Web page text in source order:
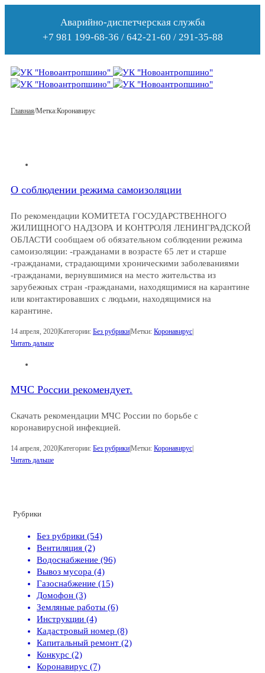
Аварийно-диспетчерская служба
+7 981 199-68-36 / 642-21-60 / 291-35-88
Главная/Метка:Коронавирус
О соблюдении режима самоизоляции
По рекомендации КОМИТЕТА ГОСУДАРСТВЕННОГО
ЖИЛИЩНОГО НАДЗОРА И КОНТРОЛЯ ЛЕНИНГРАДСКОЙ
ОБЛАСТИ сообщаем об обязательном соблюдении режима
самоизоляции: -гражданами в возрасте 65 лет и старше
-гражданами, страдающими хроническими заболеваниями
-гражданами, вернувшимися на место жительства из
зарубежных стран -гражданами, находящимися на карантине
или контактировавших с людьми, находящимися на
карантине.
14 апреля, 2020|Категории: Без рубрики|Метки: Коронавирус|
Читать дальше
МЧС России рекомендует.
Скачать рекомендации МЧС России по борьбе с
коронавирусной инфекцией.
14 апреля, 2020|Категории: Без рубрики|Метки: Коронавирус|
Читать дальше
Рубрики
Без рубрики (54)
Вентиляция (2)
Водоснабжение (96)
Вывоз мусора (4)
Газоснабжение (15)
Домофон (3)
Земляные работы (6)
Инструкции (4)
Кадастровый номер (8)
Капитальный ремонт (2)
Конкурс (2)
Коронавирус (7)